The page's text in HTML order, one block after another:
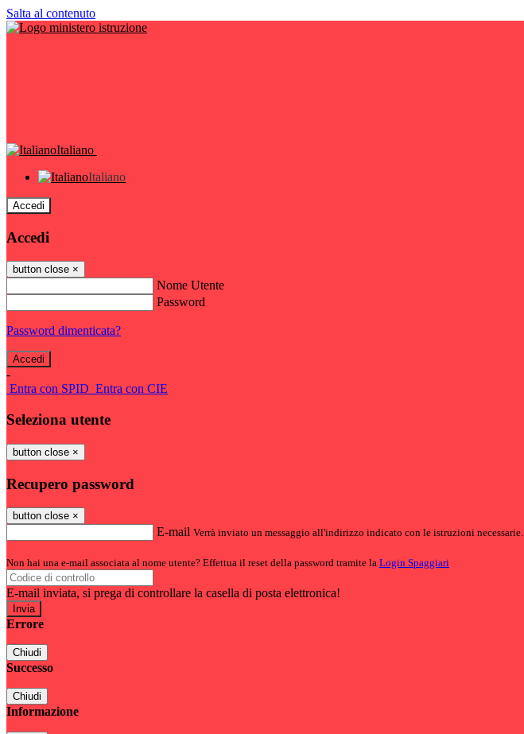
Salta al contenuto
Italiano
Italiano
Accedi
Accedi
button close ×
Nome Utente
Password
Password dimenticata?
-
Entra con SPID Entra con CIE
Seleziona utente
button close ×
Recupero password
button close ×
E-mail Verrà inviato un messaggio all'indirizzo indicato con le istruzioni necessarie.
Non hai una e-mail associata al nome utente? Effettua il reset della password tramite la Login Spaggiari
E-mail inviata, si prega di controllare la casella di posta elettronica!
Errore
Chiudi
Successo
Chiudi
Informazione